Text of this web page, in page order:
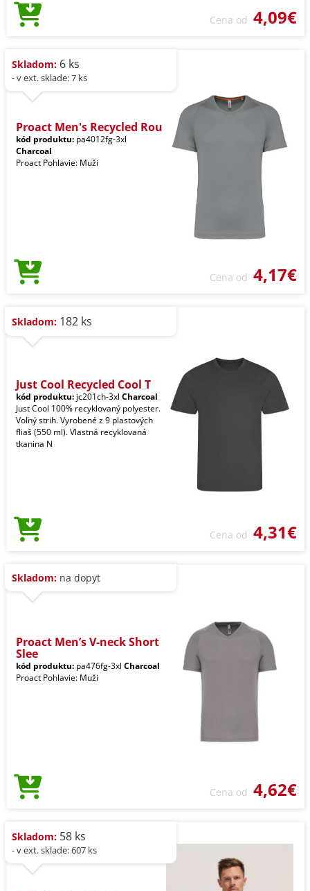
Cena od 4,09€
Skladom: 6 ks
- v ext. sklade: 7 ks
Proact Men's Recycled Rou
kód produktu: pa4012fg-3xl
Charcoal
Proact Pohlavie: Muži
Cena od 4,17€
Skladom: 182 ks
Just Cool Recycled Cool T
kód produktu: jc201ch-3xl Charcoal
Just Cool 100% recyklovaný polyester.
Voľný strih. Vyrobené z 9 plastových
fliaš (550 ml). Vlastná recyklovaná
tkanina N
Cena od 4,31€
Skladom: na dopyt
Proact Men’s V-neck Short
Slee
kód produktu: pa476fg-3xl Charcoal
Proact Pohlavie: Muži
Cena od 4,62€
Skladom: 58 ks
- v ext. sklade: 607 ks